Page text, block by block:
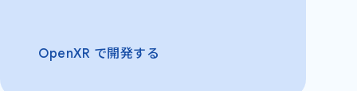
OpenXR で開発する